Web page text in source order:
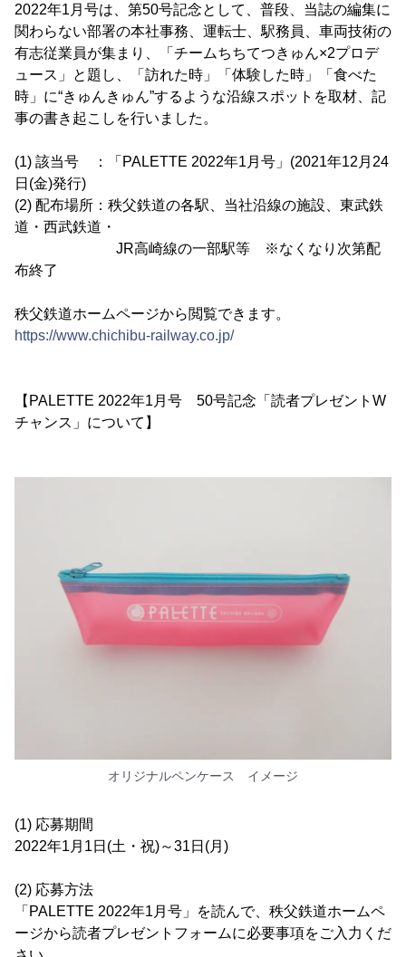
2022年1月号は、第50号記念として、普段、当誌の編集に
関わらない部署の本社事務、運転士、駅務員、車両技術の
有志従業員が集まり、「チームちちてつきゅん×2プロデ
ュース」と題し、「訪れた時」「体験した時」「食べた
時」に“きゅんきゅん”するような沿線スポットを取材、記
事の書き起こしを行いました。
(1) 該当号 ：「PALETTE 2022年1月号」(2021年12月24
日(金)発行)
(2) 配布場所：秩父鉄道の各駅、当社沿線の施設、東武鉄
道・西武鉄道・
JR高崎線の一部駅等 ※なくなり次第配
布終了
秩父鉄道ホームページから閲覧できます。
https://www.chichibu-railway.co.jp/
【PALETTE 2022年1月号 50号記念「読者プレゼントW
チャンス」について】
オリジナルペンケース イメージ
(1) 応募期間
2022年1月1日(土・祝)～31日(月)
(2) 応募方法
「PALETTE 2022年1月号」を読んで、秩父鉄道ホームペ
ージから読者プレゼントフォームに必要事項をご入力くだ